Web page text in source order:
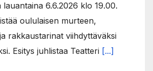
lauantaina 6.6.2026 klo 19.00.
oululaisen murteen,
rakkaustarinat viihdyttäväksi
Esitys juhlistaa Teatteri [...]